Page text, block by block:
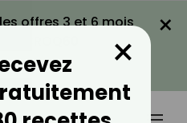
offres 3 et 6 mois
PROMO
×
×